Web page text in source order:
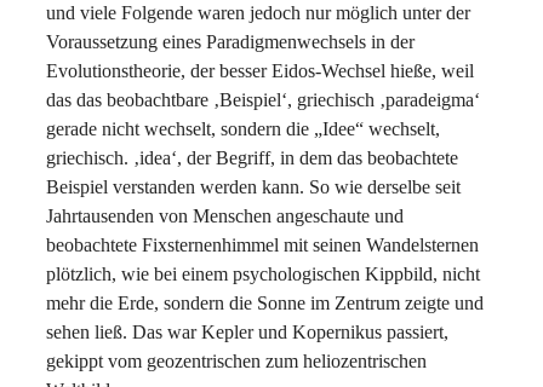
und viele Folgende waren jedoch nur möglich unter der
Voraussetzung eines Paradigmenwechsels in der
Evolutionstheorie, der besser Eidos-Wechsel hieße, weil
das das beobachtbare ‚Beispiel‘, griechisch ‚paradeigma‘
gerade nicht wechselt, sondern die „Idee“ wechselt,
griechisch. ‚idea‘, der Begriff, in dem das beobachtete
Beispiel verstanden werden kann. So wie derselbe seit
Jahrtausenden von Menschen angeschaute und
beobachtete Fixsternenhimmel mit seinen Wandelsternen
plötzlich, wie bei einem psychologischen Kippbild, nicht
mehr die Erde, sondern die Sonne im Zentrum zeigte und
sehen ließ. Das war Kepler und Kopernikus passiert,
gekippt vom geozentrischen zum heliozentrischen